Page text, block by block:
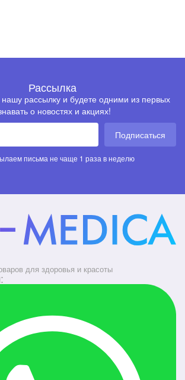
Рассылка
рассылку и будете одними из первых
о новостях и акциях!
Подписаться
письма не чаще 1 раза в неделю
для здоровья и красоты